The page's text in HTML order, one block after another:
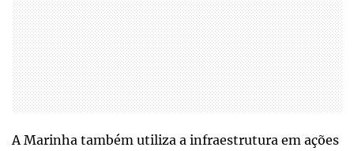
A Marinha também utiliza a infraestrutura em ações